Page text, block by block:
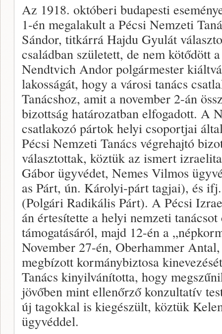
Az 1918. októberi budapesti
1-én megalakult a Pécsi Nemzeti
Sándor, titkárrá Hajdu Gyulát
családban született, de nem kötődött
Nendtvich Andor polgármester
lakosságát, hogy a városi tanács
Tanácshoz, amit a november 2-án
bizottság határozatban elfogadott. A
csatlakozó pártok helyi csoportjai
Pécsi Nemzeti Tanács végrehajtó
választottak, köztük az ismert
Gábor ügyvédet, Nemes Vilmos
as Párt, ún. Károlyi-párt tagjai), és
(Polgári Radikális Párt). A Pécsi
án értesítette a helyi nemzeti tanácsot
támogatásáról, majd 12-én a
November 27-én, Oberhammer
megbízott kormánybiztosa
Tanács kinyilvánította, hogy
jövőben mint ellenőrző konzultatív
új tagokkal is kiegészült, köztük
ügyvéddel.